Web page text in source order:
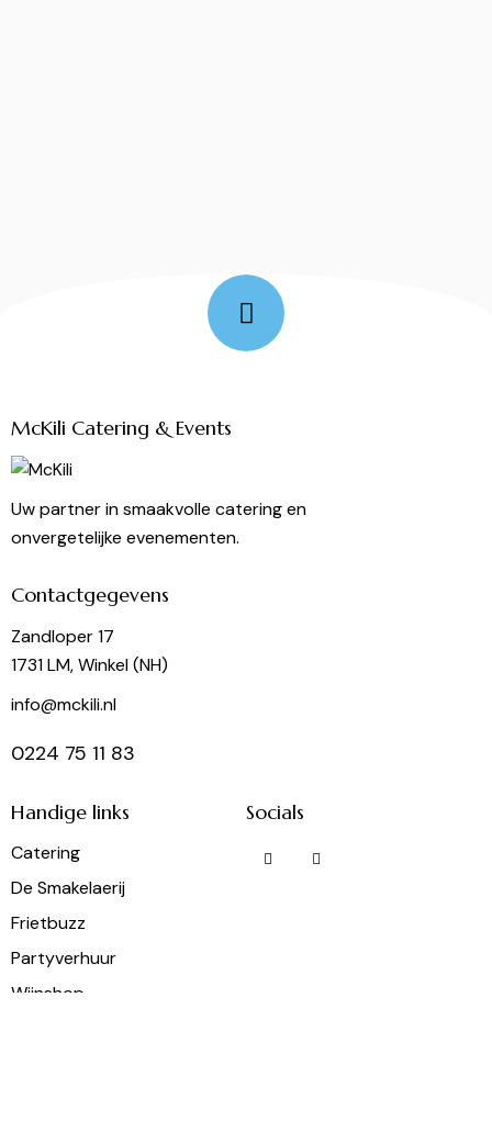
McKili Catering & Events
Uw partner in smaakvolle catering en
onvergetelijke evenementen.
Contactgegevens
Zandloper 17
1731 LM, Winkel (NH)
info@mckili.nl
0224 75 11 83
Handige links
Catering
De Smakelaerij
Frietbuzz
Partyverhuur
Wijnshop
Socials